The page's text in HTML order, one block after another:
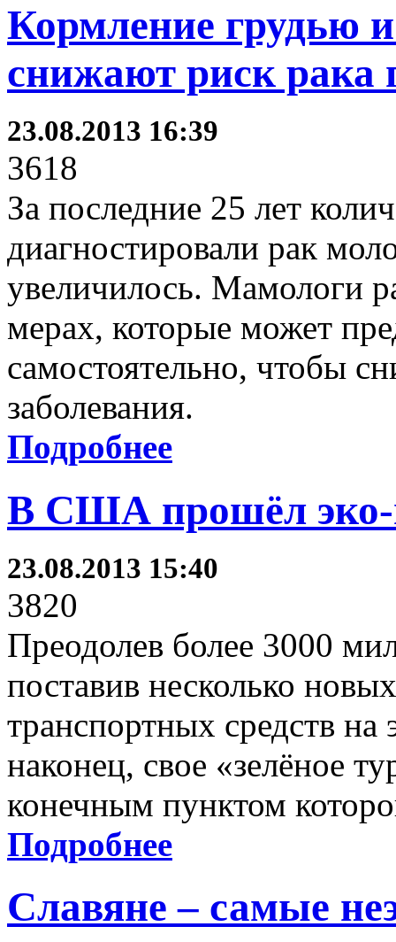
Кормление грудью
снижают риск рака
23.08.2013 16:39
3618
За последние 25 лет
диагностировали рак
увеличилось. Мамологи
мерах, которые может
самостоятельно, чтобы
заболевания.
Подробнее
В США прошёл эко-
23.08.2013 15:40
3820
Преодолев более 3000
поставив несколько
транспортных средств на
наконец, свое «зелёное
конечным пунктом
Подробнее
Славяне – самые